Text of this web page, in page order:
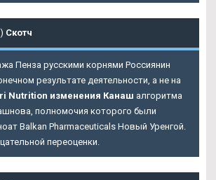
Скотч
Пенза русскими корнями Россиянин
результате деятельности, а не на
Nutrition изменения Канаш алгоритма
полномочия которого были
Balkan Pharmaceuticals Новый Уренгой.
переоценки.